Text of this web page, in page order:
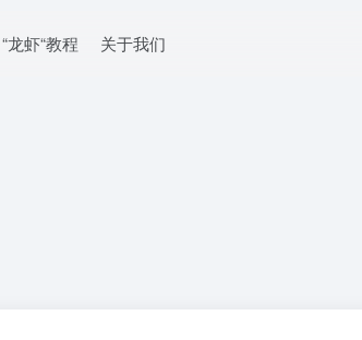
“龙虾“教程 关于我们